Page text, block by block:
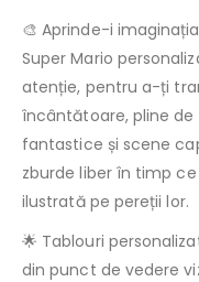
🎨 Aprinde-i
Super Mario
atenție, pentru a-ți
încântătoare, pline
fantastice și scene
zburde liber în timp
ilustrată pe pereții lor.
🌟 Tablouri
din punct de vedere